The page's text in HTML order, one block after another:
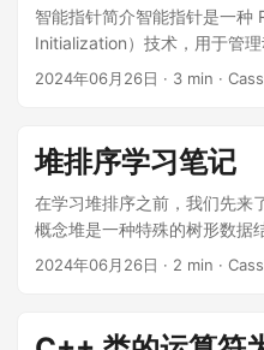
素：复杂度为O(n)
vec.erase(vec.begin() + 1);
vec.capacity() << endl; // 判
元素 cout << vec.front() <<
endl; // 访问指定位置的元素
vec.at(2) << endl; // at函数
vector<int> vec2 = {7, 8, 9,
员函数： ...
不能用 返回值类型 来区分重
return a + b; } double
b; } double add(double a,
智能指针简介智能指针是一
Initialization）技术，用于管
点是可以自动释放内存，避免
unique_ptrunique_ptr 是一种
同一时间只有一个指针可以指
#include <iostream>
new 创建 unique_ptr
std::cout << *up1 <<
make_unique 创建
2024年06月26日 · 3 min ·
堆排序学习笔记
在学习堆排序之前，我们先来
概念堆是一种特殊的树形数据
是一个 完全二叉树 。 堆序性
堆：每个节点的值都小于或等
2024年06月26日 · 2 min ·